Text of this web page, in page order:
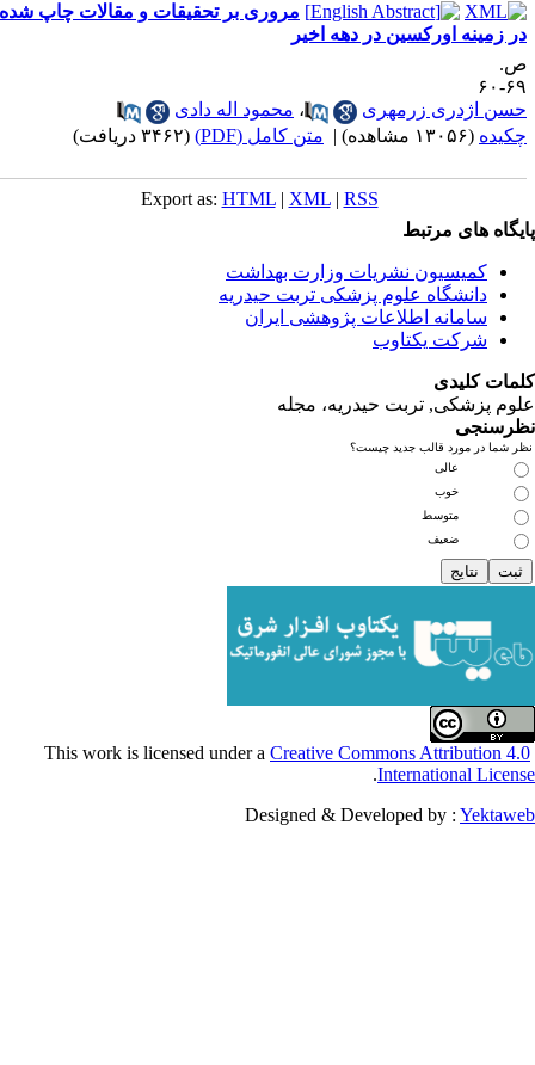
مروری بر تحقیقات و مقالات چاپ شده
اورکسین در دهه اخیر
زرمهری ، محمود اله دادی
| متن کامل (PDF) (۳۴۶۲ دریافت)
Export as: HTML |XML
مرتبط
نشریات وزارت بهداشت
علوم پزشکی تربت حیدریه
اطلاعات پژوهشی ایران
یکتاوب
تربت حیدریه، مجله
قالب جدید چیست؟
عالی
خوب
متوسط
ضعیف
Creative Commons
.
Designed & Developed by :